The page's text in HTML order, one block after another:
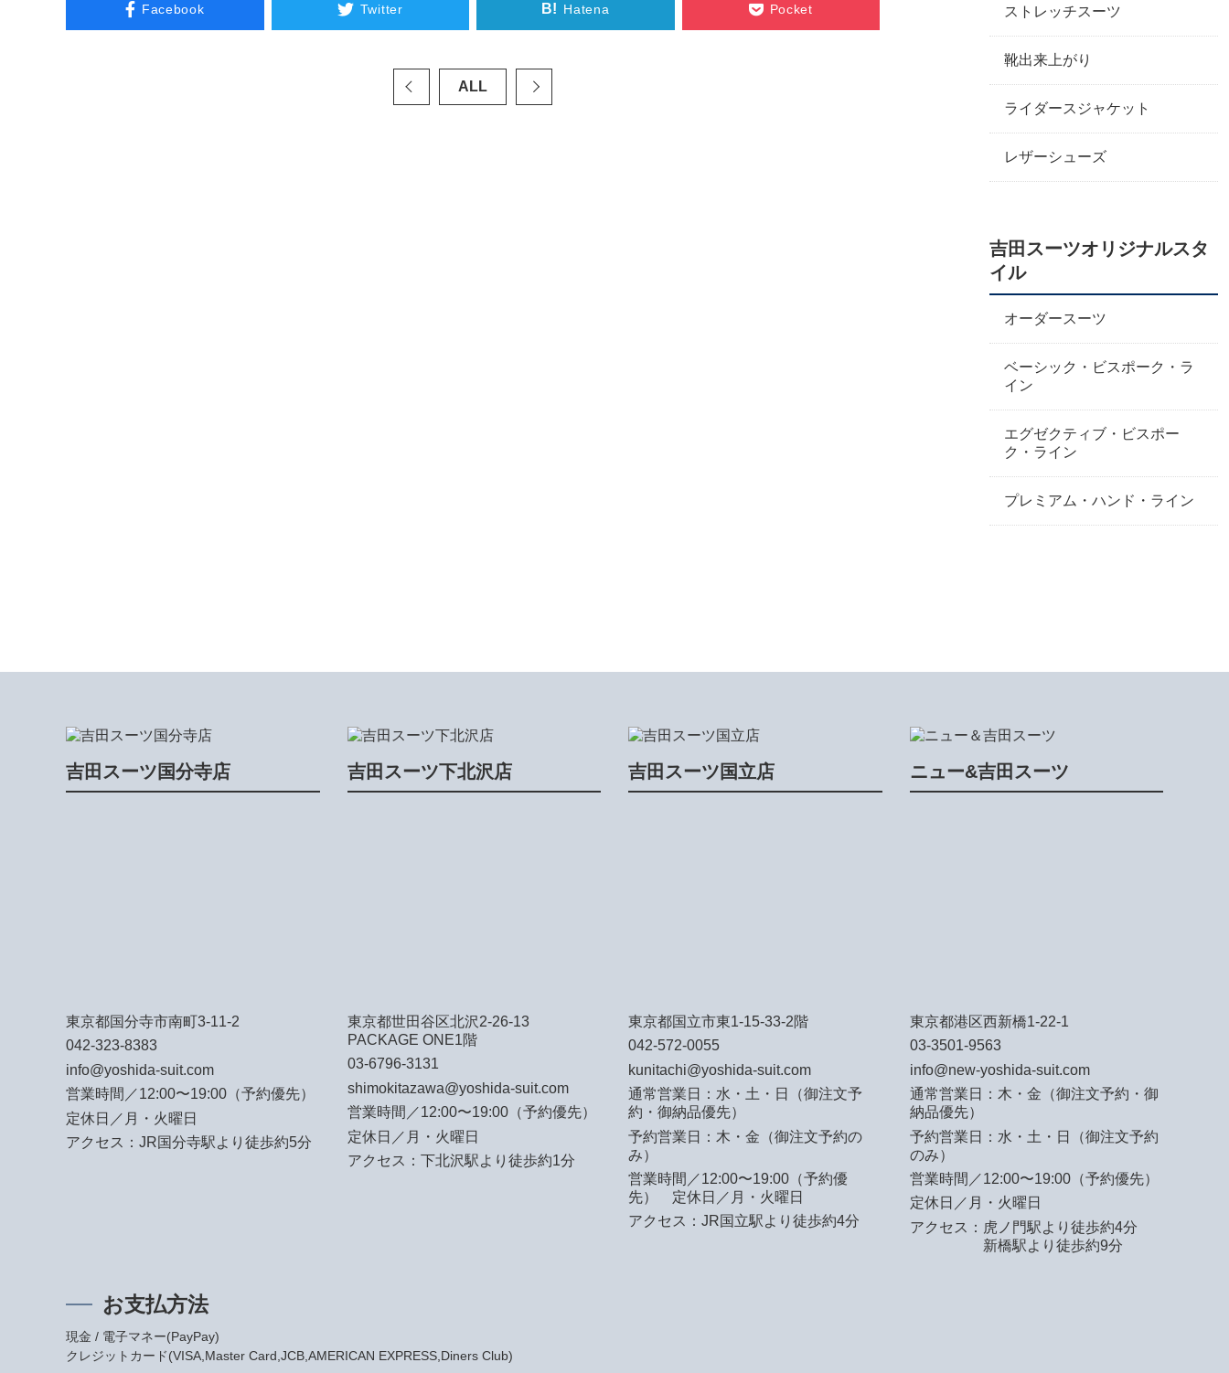
Facebook Twitter B! Hatena Pocket
ALL
ストレッチスーツ
靴出来上がり
ライダースジャケット
レザーシューズ
吉田スーツオリジナルスタ
イル
オーダースーツ
ベーシック・ビスポーク・ラ
イン
エグゼクティブ・ビスポー
ク・ライン
プレミアム・ハンド・ライン
吉田スーツ国分寺店
東京都国分寺市南町3-11-2
042-323-8383
info@yoshida-suit.com
営業時間／12:00〜19:00（予約優先）
定休日／月・火曜日
アクセス：JR国分寺駅より徒歩約5分
吉田スーツ下北沢店
東京都世田谷区北沢2-26-13
PACKAGE ONE1階
03-6796-3131
shimokitazawa@yoshida-suit.com
営業時間／12:00〜19:00（予約優先）
定休日／月・火曜日
アクセス：下北沢駅より徒歩約1分
吉田スーツ国立店
東京都国立市東1-15-33-2階
042-572-0055
kunitachi@yoshida-suit.com
通常営業日：水・土・日（御注文予
約・御納品優先）
予約営業日：木・金（御注文予約の
み）
営業時間／12:00〜19:00（予約優
先） 定休日／月・火曜日
アクセス：JR国立駅より徒歩約4分
ニュー&吉田スーツ
東京都港区西新橋1-22-1
03-3501-9563
info@new-yoshida-suit.com
通常営業日：木・金（御注文予約・御
納品優先）
予約営業日：水・土・日（御注文予約
のみ）
営業時間／12:00〜19:00（予約優先）
定休日／月・火曜日
アクセス： 虎ノ門駅より徒歩約4分
新橋駅より徒歩約9分
お支払方法
現金 / 電子マネー(PayPay)
クレジットカード(VISA,Master Card,JCB,AMERICAN EXPRESS,Diners Club)